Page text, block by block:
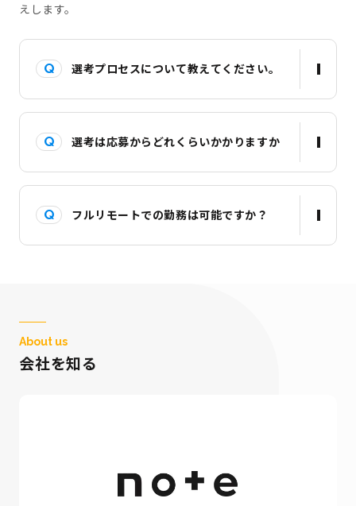
えします。
選考プロセスについて教えてください。
選考は応募からどれくらいかかりますか
フルリモートでの勤務は可能ですか？
About us
会社を知る